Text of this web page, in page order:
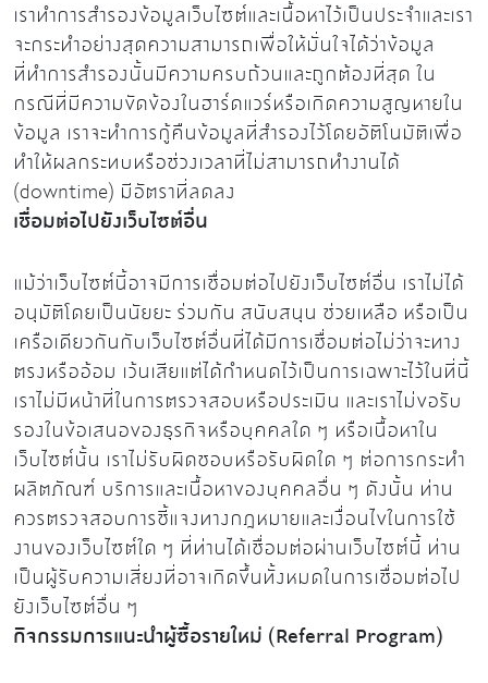
เราทำการสำรองข้อมูลเว็บไซต์และเนื้อหาไว้เป็นประจำและเรา
จะกระทำอย่างสุดความสามารถเพื่อให้มั่นใจได้ว่าข้อมูล
ที่ทำการสำรองนั้นมีความครบถ้วนและถูกต้องที่สุด ใน
กรณีที่มีความขัดข้องในฮาร์ดแวร์หรือเกิดความสูญหายใน
ข้อมูล เราจะทำการกู้คืนข้อมูลที่สำรองไว้โดยอัติโนมัติเพื่อ
ทำให้ผลกระทบหรือช่วงเวลาที่ไม่สามารถทำงานได้
(downtime) มีอัตราที่ลดลง
เชื่อมต่อไปยังเว็บไซต์อื่น
แม้ว่าเว็บไซต์นี้อาจมีการเชื่อมต่อไปยังเว็บไซต์อื่น เราไม่ได้
อนุมัติโดยเป็นนัยยะ ร่วมกัน สนับสนุน ช่วยเหลือ หรือเป็น
เครือเดียวกันกับเว็บไซต์อื่นที่ได้มีการเชื่อมต่อไม่ว่าจะทาง
ตรงหรืออ้อม เว้นเสียแต่ได้กำหนดไว้เป็นการเฉพาะไว้ในที่นี้
เราไม่มีหน้าที่ในการตรวจสอบหรือประเมิน และเราไม่ขอรับ
รองในข้อเสนอของธุรกิจหรือบุคคลใด ๆ หรือเนื้อหาใน
เว็บไซต์นั้น เราไม่รับผิดชอบหรือรับผิดใด ๆ ต่อการกระทำ
ผลิตภัณฑ์ บริการและเนื้อหาของบุคคลอื่น ๆ ดังนั้น ท่าน
ควรตรวจสอบการชี้แจงทางกฎหมายและเงื่อนไขในการใช้
งานของเว็บไซต์ใด ๆ ที่ท่านได้เชื่อมต่อผ่านเว็บไซต์นี้ ท่าน
เป็นผู้รับความเสี่ยงที่อาจเกิดขึ้นทั้งหมดในการเชื่อมต่อไป
ยังเว็บไซต์อื่น ๆ
กิจกรรมการแนะนำผู้ซื้อรายใหม่ (Referral Program)